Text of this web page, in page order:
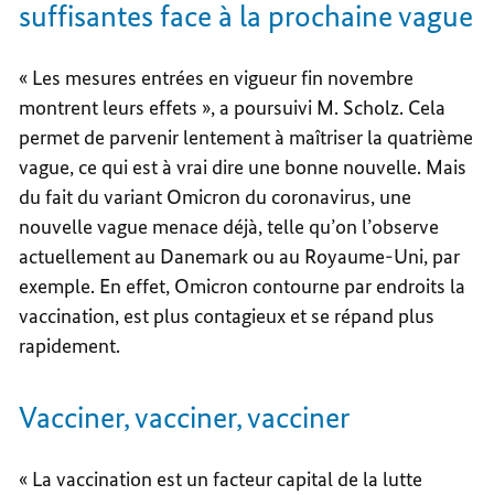
suffisantes face à la prochaine vague
« Les mesures entrées en vigueur fin novembre
montrent leurs effets », a poursuivi M. Scholz. Cela
permet de parvenir lentement à maîtriser la quatrième
vague, ce qui est à vrai dire une bonne nouvelle. Mais
du fait du variant Omicron du coronavirus, une
nouvelle vague menace déjà, telle qu’on l’observe
actuellement au Danemark ou au Royaume-Uni, par
exemple. En effet, Omicron contourne par endroits la
vaccination, est plus contagieux et se répand plus
rapidement.
Vacciner, vacciner, vacciner
« La vaccination est un facteur capital de la lutte